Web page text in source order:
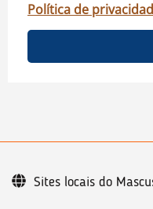
Política de
Sites locais do